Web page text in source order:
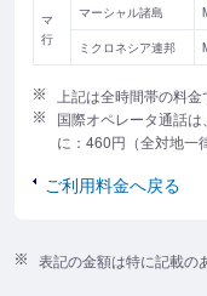
マ
行
マーシャル諸島
ミクロネシア連邦
上記は全時間帯の料金
国際オペレータ通話
に：460円（全対地一
ご利用料金へ戻る
表記の金額は特に記載の